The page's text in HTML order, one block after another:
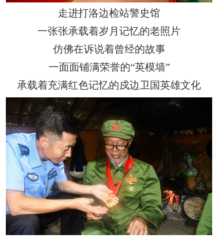
走进打洛边检站警史馆
一张张承载着岁月记忆的老照片
仿佛在诉说着曾经的故事
一面面铺满荣誉的“英模墙”
承载着充满红色记忆的戍边卫国英雄文化